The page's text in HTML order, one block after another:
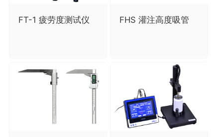
FT-1 疲劳度测试仪 FHS 灌注高度吸管